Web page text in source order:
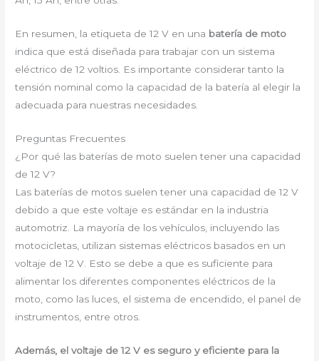
En resumen, la etiqueta de 12 V en una batería de moto
indica que está diseñada para trabajar con un sistema
eléctrico de 12 voltios. Es importante considerar tanto la
tensión nominal como la capacidad de la batería al elegir la
adecuada para nuestras necesidades.
Preguntas Frecuentes
¿Por qué las baterías de moto suelen tener una capacidad
de 12 V?
Las baterías de motos suelen tener una capacidad de 12 V
debido a que este voltaje es estándar en la industria
automotriz. La mayoría de los vehículos, incluyendo las
motocicletas, utilizan sistemas eléctricos basados en un
voltaje de 12 V. Esto se debe a que es suficiente para
alimentar los diferentes componentes eléctricos de la
moto, como las luces, el sistema de encendido, el panel de
instrumentos, entre otros.
Además, el voltaje de 12 V es seguro y eficiente para la